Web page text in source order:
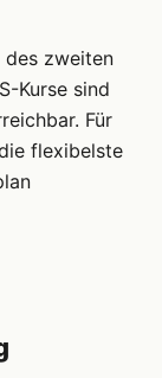
zweiten
Kurse sind
Für
flexibelste